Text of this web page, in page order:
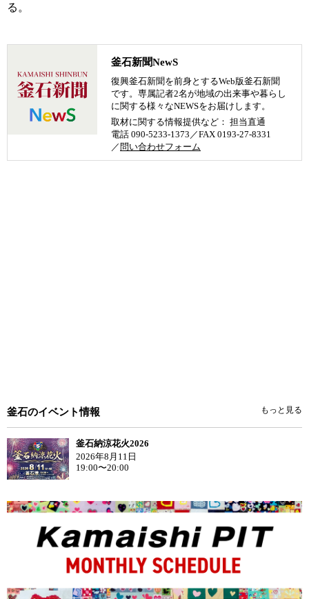
る。
釜石新聞NewS
復興釜石新聞を前身とするWeb版釜石新聞
です。専属記者2名が地域の出来事や暮らし
に関する様々なNEWSをお届けします。
取材に関する情報提供など： 担当直通
電話 090-5233-1373／FAX 0193-27-8331
／ 問い合わせフォーム
釜石のイベント情報 もっと見る
釜石納涼花火2026
2026年8月11日
19:00〜20:00